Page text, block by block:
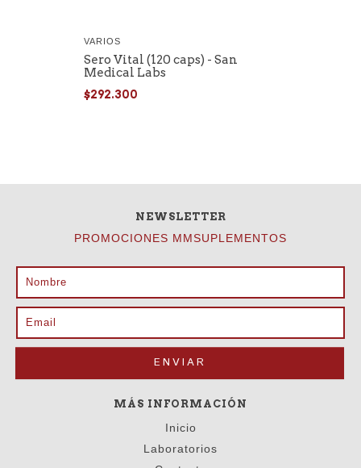
VARIOS
Sero Vital (120 caps) - San
Medical Labs
$292.300
NEWSLETTER
PROMOCIONES MMSUPLEMENTOS
MÁS INFORMACIÓN
Inicio
Laboratorios